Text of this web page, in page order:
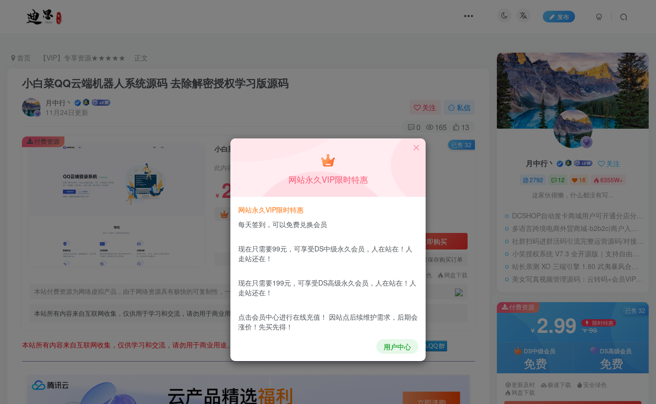
发布
首页 【VIP】专享资源★★★★★ 正文
小白菜QQ云端机器人系统源码 去除解密授权学习版源码
月中行丶
11月24日更新
关注 私信
0 165 13
小白菜QQ云端机器人系统源码 去除解密授权学习版源码
此内容为付费资源，请付费后查看
￥ 2.99 ￥99
DS中级会员免费 DS高级会员
立即购买
您当前未登录！建议登陆后购买，可保存购买订单
安全绿色 网盘下载
本站付费资源为网络虚拟产品，由于网络资源具有极快的可复制性，一经出售不予退款，购买如有疑问请及时联系站长QQ：
本站所有内容来自互联网收集，仅供用于学习和交流，请勿用于商业用途。如有侵权、不妥之处，请第一时间联系我们删除！
付费资源 已售 32
本站所有内容来自互联网收集，仅供学习和交流，请勿用于商业用途。如有侵权、不妥之处，请第一时间联系我们删除！ Q群：
月中行丶 关注
2792 12 16 6355W+
这家伙很懒，什么都没有写...
DCSHOP自动发卡商城用户可开通分店分销，支持实物发货，自带博客功能
多语言跨境电商外贸商城-b2b2c|商户入驻|随机物流|信用分|平台代发
社群扫码进群活码引流完整运营源码/对接免签约支付接口/推广正常绑定下级
小笑授权系统 V7.3 全开源版｜支持自由二次开发
站长亲测 XO 三端引擎 1.80 武夷暴风合击复古传奇手游服务端 魔神领域盘古圣地降魔天堂
美女写真视频管理源码：云转码+会员VIP系统，一键采集+代理系统全支持
付费资源
￥ 2.99 限时特惠
￥99
DS中级会员
免费
DS高级会员
免费
更新及时 极速下载
安全绿色
网盘下载
已售 32
网站永久VIP限时特惠
网站永久VIP限时特惠
每天签到，可以免费兑换会员
现在只需要99元，可享受DS中级永久会员，人在站在！人
走站还在！
现在只需要199元，可享受DS高级永久会员，人在站在！人
走站还在！
点击会员中心进行在线充值！ 因站点后续维护需求，后期会
涨价！先买先得！
用户中心